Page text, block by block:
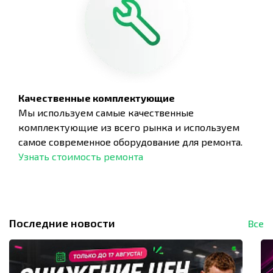
Качественные комплектующие
Мы используем самые качественные
комплектующие из всего рынка и используем
самое современное оборудование для ремонта.
Узнать стоимость ремонта
Последние новости Все